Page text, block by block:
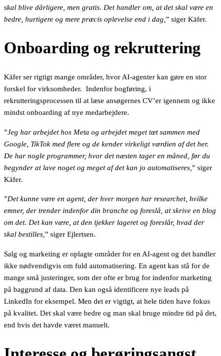
skal blive dårligere, men gratis. Det handler om, at det skal være en
bedre, hurtigere og mere præcis oplevelse end i dag, ” siger Käfer.
Onboarding og rekruttering
Käfer ser rigtigt mange områder, hvor AI-agenter kan gøre en stor
forskel for virksomheder. Indenfor bogføring, i
rekrutteringsprocessen til at læse ansøgernes CV’er igennem og ikke
mindst onboarding af nye medarbejdere.
”Jeg har arbejdet hos Meta og arbejdet meget tæt sammen med
Google, TikTok med flere og de kender virkeligt værdien af det her.
De har nogle programmer, hvor det næsten tager en måned, før du
begynder at lave noget og meget af det kan jo automatiseres, ” siger
Käfer.
”Det kunne være en agent, der hver morgen har researchet, hvilke
emner, der trender indenfor din branche og foreslå, at skrive en blog
om det. Det kan være, at den tjekker lageret og foreslår, hvad der
skal bestilles, ” siger Ejlertsen.
Salg og marketing er oplagte områder for en AI-agent og det handler
ikke nødvendigvis om fuld automatisering. En agent kan stå for de
mange små justeringer, som der ofte er brug for indenfor marketing
på baggrund af data. Den kan også identificere nye leads på
LinkedIn for eksempel. Men det er vigtigt, at hele tiden have fokus
på kvalitet. Det skal være bedre og man skal bruge mindre tid på det,
end hvis det havde været manuelt.